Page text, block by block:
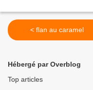
< flan au caramel
Hébergé par Overblog
Top articles